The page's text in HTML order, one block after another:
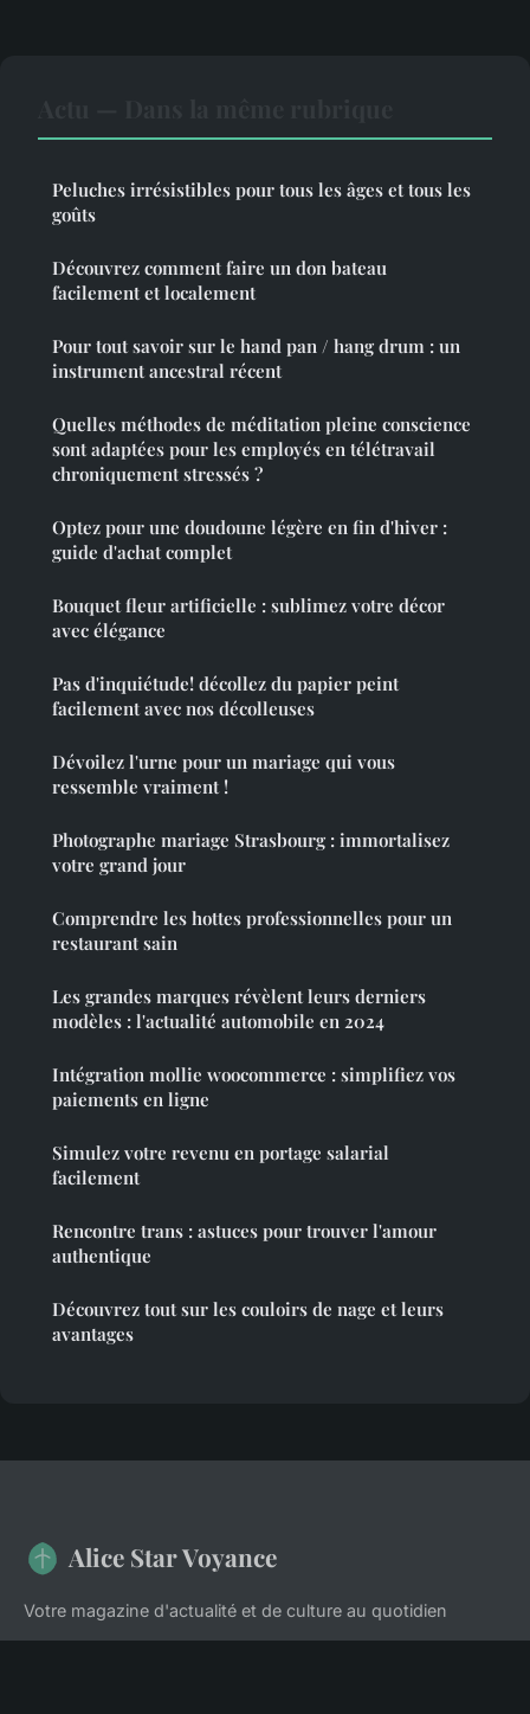
Peluches irrésistibles pour tous les âges et tous les
goûts
Découvrez comment faire un don bateau
facilement et localement
Pour tout savoir sur le hand pan / hang drum : un
instrument ancestral récent
Quelles méthodes de méditation pleine conscience
sont adaptées pour les employés en télétravail
chroniquement stressés ?
Optez pour une doudoune légère en fin d'hiver :
guide d'achat complet
Bouquet fleur artificielle : sublimez votre décor
avec élégance
Pas d'inquiétude! décollez du papier peint
facilement avec nos décolleuses
Dévoilez l'urne pour un mariage qui vous
ressemble vraiment !
Photographe mariage Strasbourg : immortalisez
votre grand jour
Comprendre les hottes professionnelles pour un
restaurant sain
Les grandes marques révèlent leurs derniers
modèles : l'actualité automobile en 2024
Intégration mollie woocommerce : simplifiez vos
paiements en ligne
Simulez votre revenu en portage salarial
facilement
Rencontre trans : astuces pour trouver l'amour
authentique
Découvrez tout sur les couloirs de nage et leurs
avantages
Alice Star Voyance
Votre magazine d'actualité et de culture au quotidien